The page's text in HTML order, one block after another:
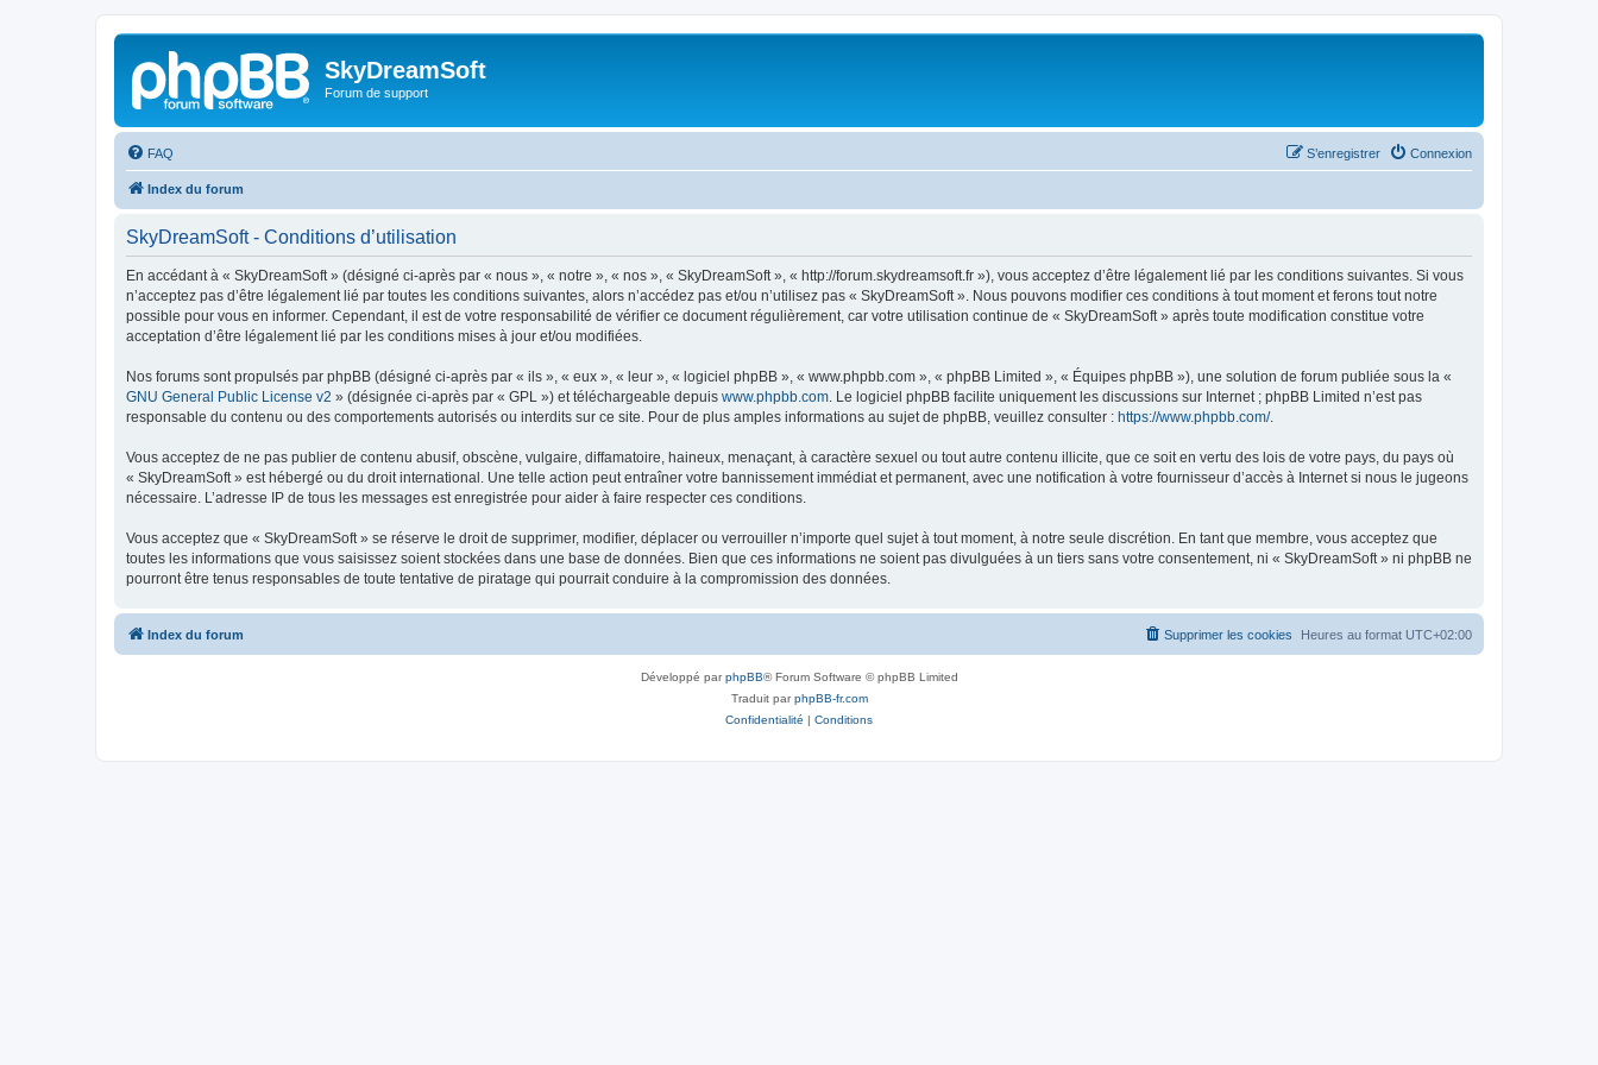
SkyDreamSoft
Forum de support
FAQ Connexion
S’enregistrer
Index du forum
SkyDreamSoft - Conditions d’utilisation
En accédant à « SkyDreamSoft » (désigné ci-après par « nous », « notre », « nos », « SkyDreamSoft », « http://forum.skydreamsoft.fr »), vous acceptez d’être légalement lié par les conditions suivantes. Si vous
n’acceptez pas d’être légalement lié par toutes les conditions suivantes, alors n’accédez pas et/ou n’utilisez pas « SkyDreamSoft ». Nous pouvons modifier ces conditions à tout moment et ferons tout notre
possible pour vous en informer. Cependant, il est de votre responsabilité de vérifier ce document régulièrement, car votre utilisation continue de « SkyDreamSoft » après toute modification constitue votre
acceptation d’être légalement lié par les conditions mises à jour et/ou modifiées.
Nos forums sont propulsés par phpBB (désigné ci-après par « ils », « eux », « leur », « logiciel phpBB », « www.phpbb.com », « phpBB Limited », « Équipes phpBB »), une solution de forum publiée sous la «
GNU General Public License v2 » (désignée ci-après par « GPL ») et téléchargeable depuis www.phpbb.com . Le logiciel phpBB facilite uniquement les discussions sur Internet ; phpBB Limited n’est pas
responsable du contenu ou des comportements autorisés ou interdits sur ce site. Pour de plus amples informations au sujet de phpBB, veuillez consulter : https://www.phpbb.com/.
Vous acceptez de ne pas publier de contenu abusif, obscène, vulgaire, diffamatoire, haineux, menaçant, à caractère sexuel ou tout autre contenu illicite, que ce soit en vertu des lois de votre pays, du pays où
« SkyDreamSoft » est hébergé ou du droit international. Une telle action peut entraîner votre bannissement immédiat et permanent, avec une notification à votre fournisseur d’accès à Internet si nous le jugeons
nécessaire. L’adresse IP de tous les messages est enregistrée pour aider à faire respecter ces conditions.
Vous acceptez que « SkyDreamSoft » se réserve le droit de supprimer, modifier, déplacer ou verrouiller n’importe quel sujet à tout moment, à notre seule discrétion. En tant que membre, vous acceptez que
toutes les informations que vous saisissez soient stockées dans une base de données. Bien que ces informations ne soient pas divulguées à un tiers sans votre consentement, ni « SkyDreamSoft » ni phpBB ne
pourront être tenus responsables de toute tentative de piratage qui pourrait conduire à la compromission des données.
Index du forum Heures au format UTC+02:00
Supprimer les cookies
Développé parphpBB® Forum Software © phpBB Limited
Traduit parphpBB-fr.com
Confidentialité | Conditions